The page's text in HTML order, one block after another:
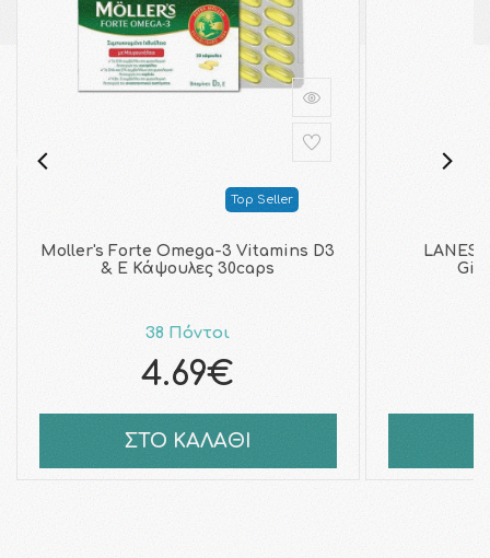
Top Seller
Moller's Forte Omega-3 Vitamins D3
& E Κάψουλες 30caps
38 Πόντοι
4.69€
ΣΤΟ ΚΑΛΑΘΙ
LANES